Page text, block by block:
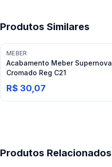
Produtos Similares
MEBER
Acabamento Meber Supernova
Cromado Reg C21
R$ 30,07
Produtos Relacionados